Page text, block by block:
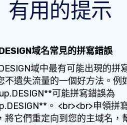
有用的提示
域名常見的拼寫錯誤
域中最有可能出現的拼
不遺失流量的一個好方法。例
可能拼寫錯誤為
。 <br><br>申領拼
將它們重定向到您的主域名，